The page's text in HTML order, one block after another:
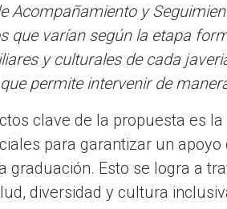
Acompañamiento y
que varían según la etapa
y culturales de cada
permite intervenir de
clave de la propuesta es
para garantizar un
graduación. Esto se logra a
diversidad y cultura